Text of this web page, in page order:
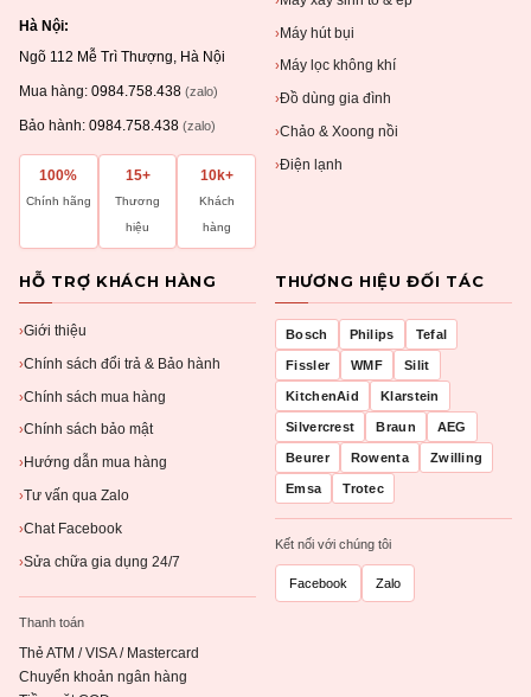
Hà Nội:
Ngõ 112 Mễ Trì Thượng, Hà Nội
Mua hàng: 0984.758.438 (zalo)
Bảo hành: 0984.758.438 (zalo)
100%
Chính hãng
15+
Thương
hiệu
10k+
Khách
hàng
›Máy hút bụi
› Máy lọc không khí
›Đồ dùng gia đình
›Chảo & Xoong nồi
›Điện lạnh
HỖ TRỢ KHÁCH HÀNG
›Giới thiệu
›Chính sách đổi trả & Bảo hành
›Chính sách mua hàng
›Chính sách bảo mật
› Hướng dẫn mua hàng
›Tư vấn qua Zalo
›Chat Facebook
›Sửa chữa gia dụng 24/7
Thanh toán
Thẻ ATM / VISA / Mastercard
Chuyển khoản ngân hàng
THƯƠNG HIỆU ĐỐI TÁC
Bosch Philips Tefal
Fissler WMF Silit
KitchenAid Klarstein
Silvercrest Braun AEG
Beurer Rowenta Zwilling
Emsa Trotec
Kết nối với chúng tôi
Facebook Zalo